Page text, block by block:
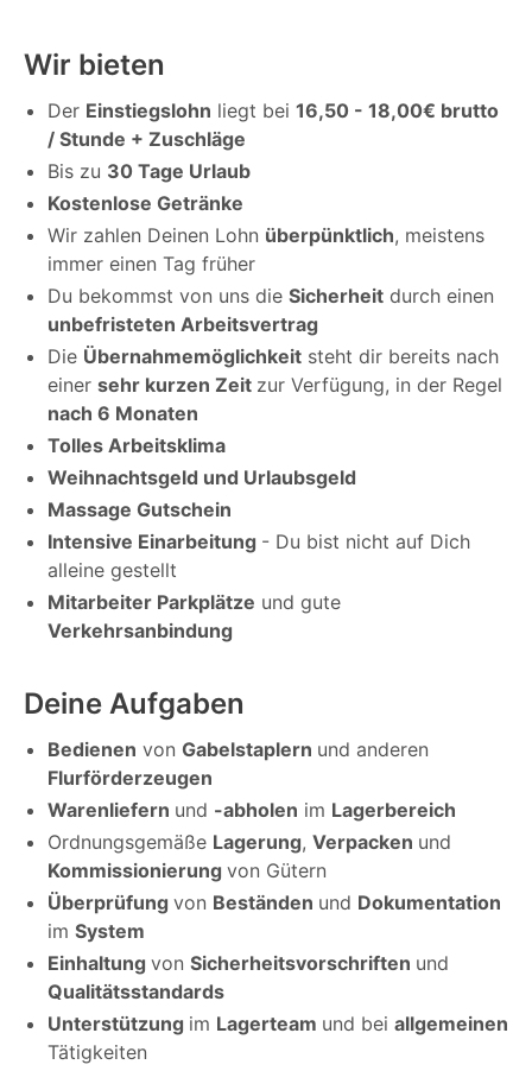
Wir bieten
Der Einstiegslohn liegt bei 16,50 - 18,00€ brutto
/ Stunde + Zuschläge
Bis zu 30 Tage Urlaub
Kostenlose Getränke
Wir zahlen Deinen Lohn überpünktlich, meistens
immer einen Tag früher
Du bekommst von uns die Sicherheit durch einen
unbefristeten Arbeitsvertrag
Die Übernahmemöglichkeit steht dir bereits nach
einer sehr kurzen Zeit zur Verfügung, in der Regel
nach 6 Monaten
Tolles Arbeitsklima
Weihnachtsgeld und Urlaubsgeld
Massage Gutschein
Intensive Einarbeitung - Du bist nicht auf Dich
alleine gestellt
Mitarbeiter Parkplätze und gute
Verkehrsanbindung
Deine Aufgaben
Bedienen von Gabelstaplern und anderen
Flurförderzeugen
Warenliefern und -abholen im Lagerbereich
Ordnungsgemäße Lagerung, Verpacken und
Kommissionierung von Gütern
Überprüfung von Beständen und Dokumentation
im System
Einhaltung von Sicherheitsvorschriften und
Qualitätsstandards
Unterstützung im Lagerteam und bei allgemeinen
Tätigkeiten